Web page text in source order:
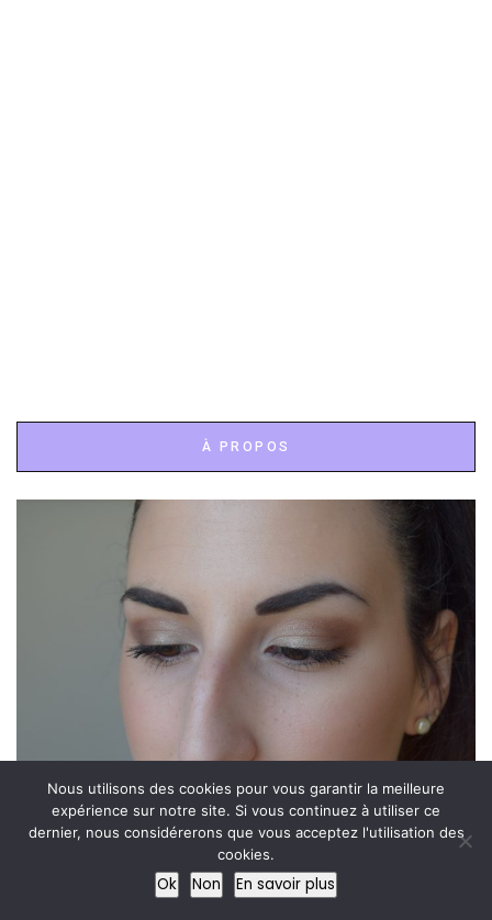
À PROPOS
Nous utilisons des cookies pour vous garantir la meilleure
expérience sur notre site. Si vous continuez à utiliser ce
dernier, nous considérerons que vous acceptez l'utilisation des
cookies.
Ok Non En savoir plus